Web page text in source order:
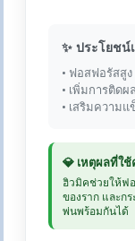
✨ ประโยชน์
• ฟอสฟอรัสสูง
• เพิ่มการติดผ
• เสริมความแ
💎 เหตุผลที่ใ
ฮิวมิคช่วยให้ฟ
ของราก และก
พ่นพร้อมกันได้